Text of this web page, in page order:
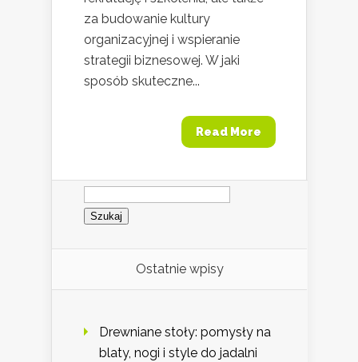
za budowanie kultury
organizacyjnej i wspieranie
strategii biznesowej. W jaki
sposób skuteczne...
Read More
Szukaj:
Ostatnie wpisy
Drewniane stoły: pomysły na
blaty, nogi i style do jadalni